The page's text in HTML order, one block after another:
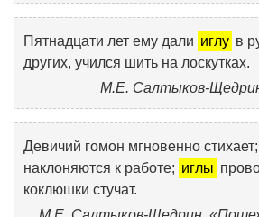
Пятнадцати лет ему дали иглу в
других, учился шить на лоскутках.
М.Е. Салтыков-
Девичий гомон мгновенно
наклоняются к работе; иглы
коклюшки стучат.